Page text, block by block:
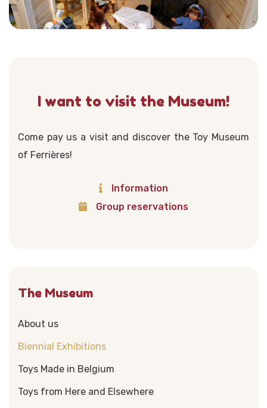
I want to visit the Museum!
Come pay us a visit and discover the Toy Museum
of Ferrières!
Information
Group reservations
The Museum
About us
Biennial Exhibitions
Toys Made in Belgium
Toys from Here and Elsewhere